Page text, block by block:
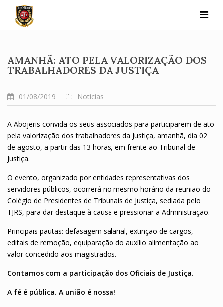
content
AMANHÃ: ATO PELA VALORIZAÇÃO DOS
TRABALHADORES DA JUSTIÇA
01/08/2019 Notícias
A Abojeris convida os seus associados para participarem de ato
pela valorização dos trabalhadores da Justiça, amanhã, dia 02
de agosto, a partir das 13 horas, em frente ao Tribunal de
Justiça.
O evento, organizado por entidades representativas dos
servidores públicos, ocorrerá no mesmo horário da reunião do
Colégio de Presidentes de Tribunais de Justiça, sediada pelo
TJRS, para dar destaque à causa e pressionar a Administração.
Principais pautas: defasagem salarial, extinção de cargos,
editais de remoção, equiparação do auxílio alimentação ao
valor concedido aos magistrados.
Contamos com a participação dos Oficiais de Justiça.
A fé é pública. A união é nossa!